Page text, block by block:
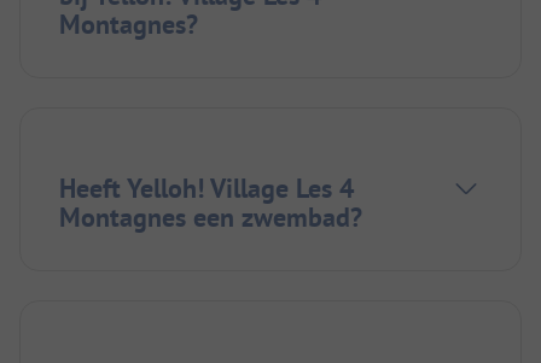
Montagnes?
Heeft Yelloh! Village Les 4
Montagnes een zwembad?